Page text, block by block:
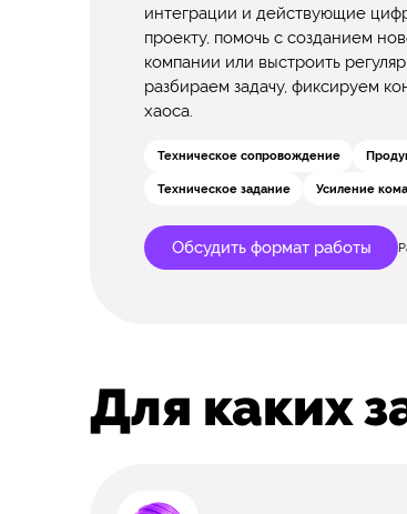
интеграции и действующие
проекту, помочь с созданием
компании или выстроить
разбираем задачу, фиксируем
хаоса.
Техническое сопровождение
Техническое задание Усиление
Обсудить формат работы
Для каких